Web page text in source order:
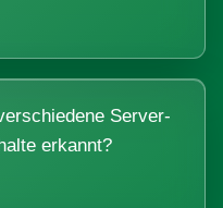
Server-
erkannt?